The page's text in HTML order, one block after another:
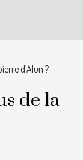
d’Alun ?
de la